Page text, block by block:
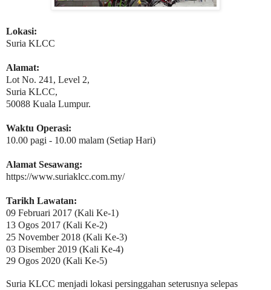
Lokasi:
Suria KLCC
Alamat:
Lot No. 241, Level 2,
Suria KLCC,
50088 Kuala Lumpur.
Waktu Operasi:
10.00 pagi - 10.00 malam (Setiap Hari)
Alamat Sesawang:
https://www.suriaklcc.com.my/
Tarikh Lawatan:
09 Februari 2017 (Kali Ke-1)
13 Ogos 2017 (Kali Ke-2)
25 November 2018 (Kali Ke-3)
03 Disember 2019 (Kali Ke-4)
29 Ogos 2020 (Kali Ke-5)
Suria KLCC menjadi lokasi persinggahan seterusnya selepas